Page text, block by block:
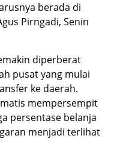
berada di
Pirngadi, Senin
diperberat
pusat yang mulai
ke daerah.
mempersempit
persentase belanja
menjadi terlihat